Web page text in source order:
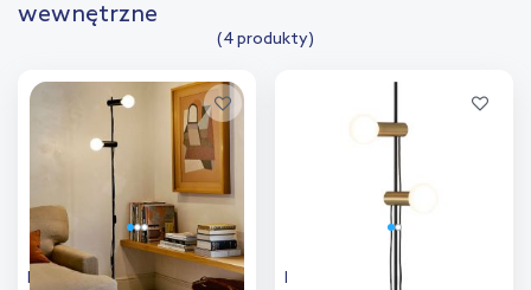
wewnętrzne
(4 produkty)
Leds C4 Nude lampa stojąca
Leds C4 Nude lampa stojąca